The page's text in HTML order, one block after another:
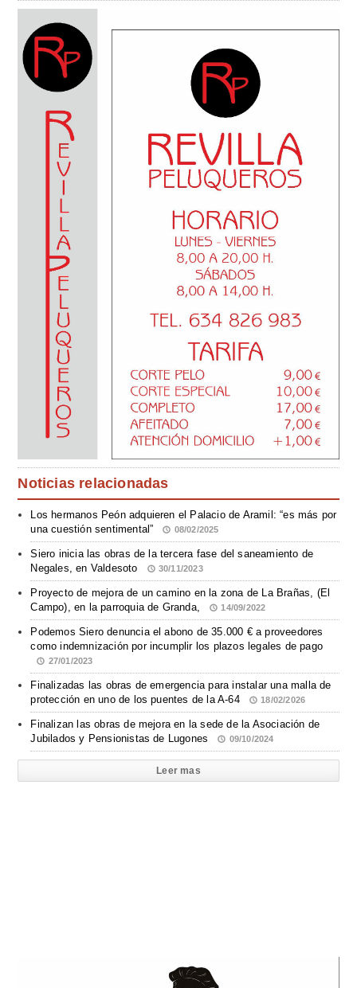
Noticias relacionadas
Los hermanos Peón adquieren el Palacio de Aramil: “es más por
una cuestión sentimental”
08/02/2025
Siero inicia las obras de la tercera fase del saneamiento de
Negales, en Valdesoto
30/11/2023
Proyecto de mejora de un camino en la zona de La Brañas, (El
Campo), en la parroquia de Granda,
14/09/2022
Podemos Siero denuncia el abono de 35.000 € a proveedores
como indemnización por incumplir los plazos legales de pago
27/01/2023
Finalizadas las obras de emergencia para instalar una malla de
protección en uno de los puentes de la A-64
18/02/2026
Finalizan las obras de mejora en la sede de la Asociación de
Jubilados y Pensionistas de Lugones
09/10/2024
Leer mas